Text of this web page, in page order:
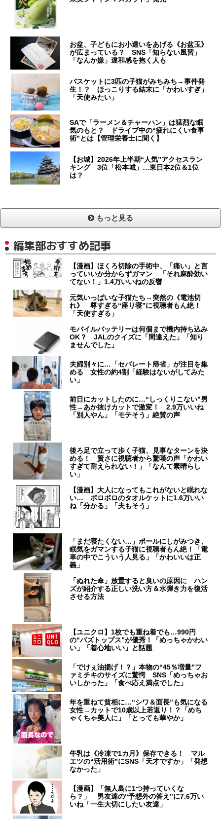
お盆、子どもにお小遣いをあげる《お盆玉》
が広まっている？ SNS「知らない風習」
「なんか嫌」違和感を抱く人も
バスケットに3匹の子猫がみちみち→事件発
生！？ ほっこりする結末に「かわいすぎ」
「天使みたい」
SAで「ラーメン＆チャーハン」は猛烈な眠
気のもと？ ドライブ中の“疲れにくい食事
術”とは【管理栄養士に聞く】
【お城】2026年上半期“人気”アクセスラン
キング 3位「松本城」…東日本2位＆1位
は？
もっと見る
編集部おすすめ記事
【漫画】ほくろ切除の手術中、「痛い」と言
っていいか分からずガマン 「それ麻酔効い
てない！」1.4万いいねの反響
元気いっぱいな子猫たち→突然の《電池切
れ》 尊すぎる“座り寝”に視聴者もん絶！
「天使すぎる」
モバイルバッテリーは何個まで機内持ち込み
OK？ JALのクイズに「間違えた」「知り
ませんでした」
夫婦別々に…「セパレート帰省」が注目を集
める 女性の約4割「経験はないがしてみた
い」
前日にカットしたのに…“しっくりこない”男
性→あか抜けカットで激変！ 2.9万いいね
「別人やん」「モテそう」絶賛の声
後ろ足で立って歩く子猫、見事なターンを決
める！ 賢さに視聴者から驚嘆の声「かわい
すぎて耐えられない！」「なんて素晴らし
い」
【漫画】大人になってもこれがないと眠れな
い… ボロボロのタオルケットに1.6万いい
ね「分かる」「夫もそう」
「まだ寝たくない…」ポールにしがみつき、
眠気をガマンする子猫に視聴者もん絶！「電
車の中でこういう人見る」「かわいいは正
義」
「ぬれた傘」放置すると臭いの原因に ハン
ズが紹介する正しい洗い方＆水弾き力を復活
させる方法
【ユニクロ】1枚でも重ね着でも…990円
の“バズトップス”が優秀！「めっちゃかわい
い」「着心地いい」と話題
「でけぇ油揚げ！？」本物の“45％増量”フ
ァミチキのサイズに驚愕 SNS「めっちゃお
いしかった」「食べ応え満点でした」
年を重ねて貧相に…“シワ＆面長”も気になる
女性→カットで10歳以上若返り！？「めち
ゃくちゃ美人に」「とっても華やか」
牛乳は《冷凍で1カ月》保存できる！ マル
エツの“活用術”にSNS「天才ですか」「発想
なかった」
【漫画】「無人島に1つ持っていくな
ら？」 男友達の“予想外の答え”に7.6万い
いね「一生大切にしたい友達」